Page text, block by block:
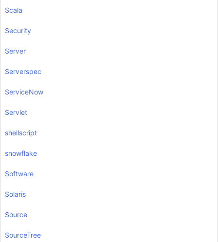
Scala
Security
Server
Serverspec
ServiceNow
Servlet
shellscript
snowflake
Software
Solaris
Source
SourceTree